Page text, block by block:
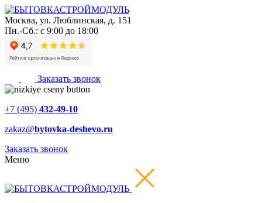
Москва, ул. Люблинская, д. 151
Пн.-Сб.: с 9:00 до 18:00
Заказать звонок
+7 (495) 432-49-10
zakaz@bytovka-deshevo.ru
Заказать звонок
Меню